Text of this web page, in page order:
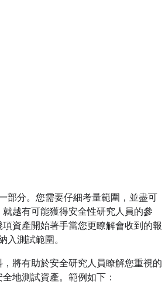
部分。您需要仔細考量範圍，並盡可
越有可能獲得安全性研究人員的參
資產開始著手當您更瞭解會收到的報
入測試範圍。
將有助於安全研究人員瞭解您重視的
地測試資產。範例如下：